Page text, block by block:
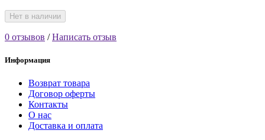
Нет в наличии
0 отзывов /Написать отзыв
Информация
Возврат товара
Договор оферты
Контакты
О нас
Доставка и оплата